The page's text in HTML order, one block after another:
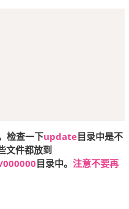
检查一下update目录中是不
文件都放到
目录中。 注意不要再